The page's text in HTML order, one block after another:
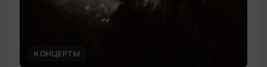
КОНЦЕРТЫ